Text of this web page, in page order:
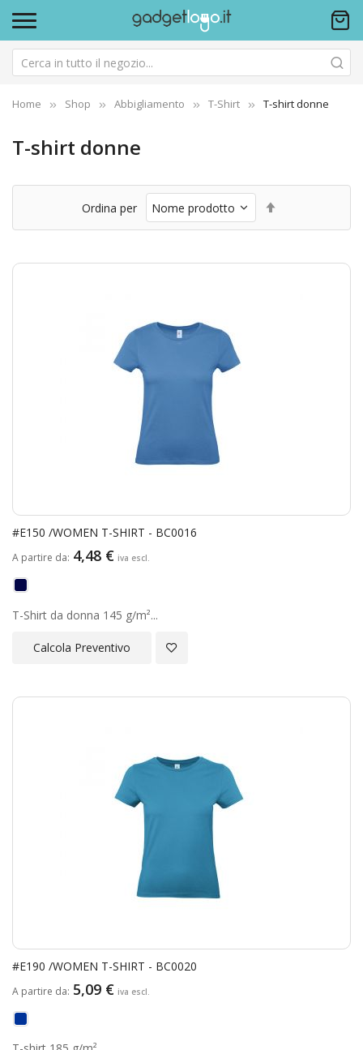
Home Shop Abbigliamento T-Shirt T-shirt donne
T-shirt donne
Ordina per
direzione
#E150 /WOMEN T-SHIRT - BC0016
A partire da 4,48 €
T-Shirt da donna 145 g/m²...
Calcola Preventivo Aggiungi alla Lista Desideri
#E190 /WOMEN T-SHIRT - BC0020
A partire da 5,09 €